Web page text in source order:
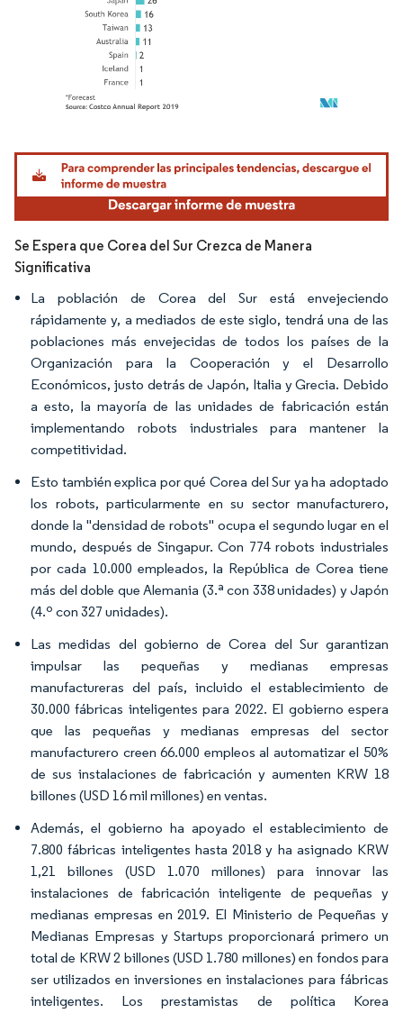
Imagen © Mordor Intelligence. El uso requiere atribución según CC BY 4.0.
Se Espera que Corea del Sur Crezca de Manera
Significativa
La población de Corea del Sur está envejeciendo
rápidamente y, a mediados de este siglo, tendrá una de las
poblaciones más envejecidas de todos los países de la
Organización para la Cooperación y el Desarrollo
Económicos, justo detrás de Japón, Italia y Grecia. Debido
a esto, la mayoría de las unidades de fabricación están
implementando robots industriales para mantener la
competitividad.
Esto también explica por qué Corea del Sur ya ha adoptado
los robots, particularmente en su sector manufacturero,
donde la "densidad de robots" ocupa el segundo lugar en el
mundo, después de Singapur. Con 774 robots industriales
por cada 10.000 empleados, la República de Corea tiene
más del doble que Alemania (3.ª con 338 unidades) y Japón
(4.º con 327 unidades).
Las medidas del gobierno de Corea del Sur garantizan
impulsar las pequeñas y medianas empresas
manufactureras del país, incluido el establecimiento de
30.000 fábricas inteligentes para 2022. El gobierno espera
que las pequeñas y medianas empresas del sector
manufacturero creen 66.000 empleos al automatizar el 50%
de sus instalaciones de fabricación y aumenten KRW 18
billones (USD 16 mil millones) en ventas.
Además, el gobierno ha apoyado el establecimiento de
7.800 fábricas inteligentes hasta 2018 y ha asignado KRW
1,21 billones (USD 1.070 millones) para innovar las
instalaciones de fabricación inteligente de pequeñas y
medianas empresas en 2019. El Ministerio de Pequeñas y
Medianas Empresas y Startups proporcionará primero un
total de KRW 2 billones (USD 1.780 millones) en fondos para
ser utilizados en inversiones en instalaciones para fábricas
inteligentes. Los prestamistas de política Korea